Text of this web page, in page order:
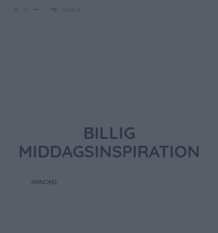
0 Svara
BILLIG
MIDDAGSINSPIRATION